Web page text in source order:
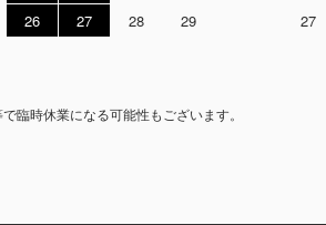
26 27 28 29 27
臨時休業になる可能性もございます。